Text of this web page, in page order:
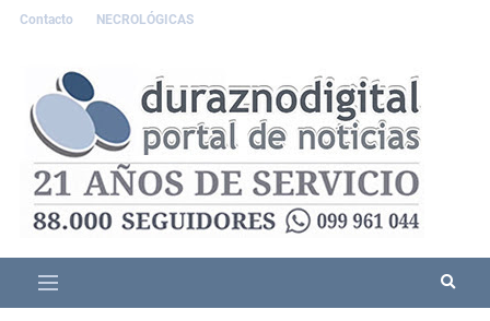
Contacto NECROLÓGICAS